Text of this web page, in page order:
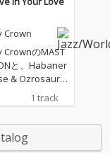
、すっと胸に
Crown
CrownのMAST
と、Habaner
& Ozrosauru
バーとしても
GUN HEADが
オリジナルフロ
つく大人の色
1 track